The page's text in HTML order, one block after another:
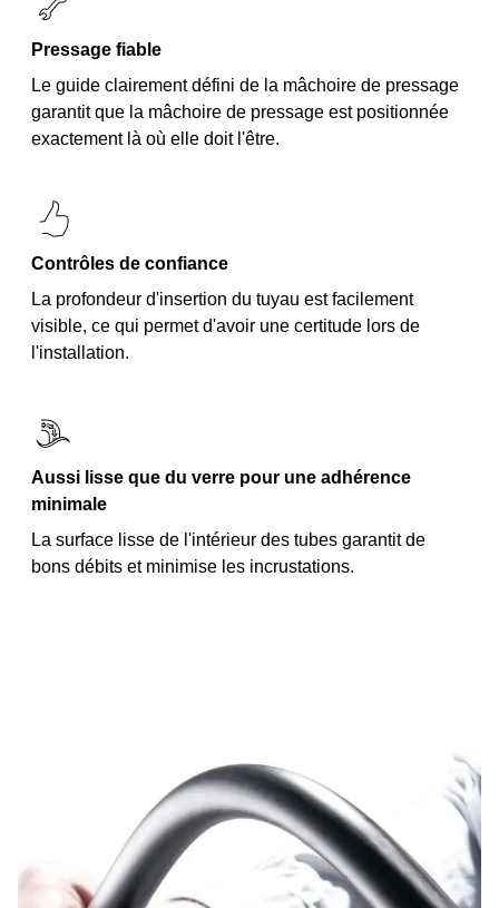
Pressage fiable
Le guide clairement défini de la mâchoire de pressage
garantit que la mâchoire de pressage est positionnée
exactement là où elle doit l'être.
Contrôles de confiance
La profondeur d'insertion du tuyau est facilement
visible, ce qui permet d'avoir une certitude lors de
l'installation.
Aussi lisse que du verre pour une adhérence
minimale
La surface lisse de l'intérieur des tubes garantit de
bons débits et minimise les incrustations.